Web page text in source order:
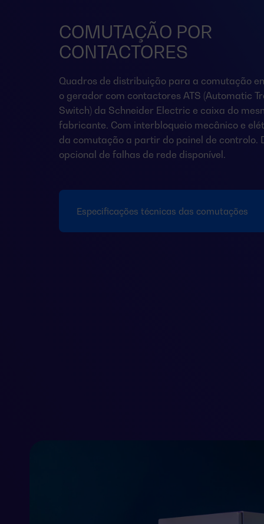
COMUTAÇÃO POR
CONTACTORES
Quadros de distribuição para a comutação
o gerador com contactores ATS (Automatic
Switch) da Schneider Electric e caixa do
fabricante. Com interbloqueio mecânico e
da comutação a partir do painel de controlo.
opcional de falhas de rede disponível.
Especificações técnicas das comutações